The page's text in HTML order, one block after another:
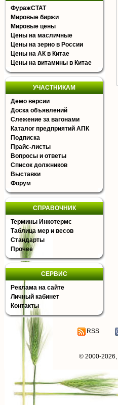
ФуражСТАТ
Мировые биржи
Мировые цены
Цены на масличные
Цены на зерно в России
Цены на АК в Китае
Цены на витамины в Китае
УЧАСТНИКАМ
Демо версии
Доска объявлений
Слежение за вагонами
Каталог предприятий АПК
Подписка
Прайс-листы
Вопросы и ответы
Список должников
Выставки
Форум
СПРАВОЧНИК
Термины Инкотермс
Таблица мер и весов
Стандарты
Прочее
СЕРВИС
Реклама на сайте
Личный кабинет
Контакты
RSS
© 2000-2026,